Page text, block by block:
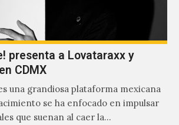
presenta a Lovataraxx y
CDMX
una grandiosa plataforma mexicana
se ha enfocado en impulsar
que suenan al caer la…